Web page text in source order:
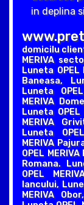
in deplina
domicilu
MERIVA
Luneta OPEL
Baneasa,
Luneta
MERIVA
Luneta
MERIVA
Luneta
MERIVA
OPEL
Romana.
OPEL
Iancului,
MERIVA